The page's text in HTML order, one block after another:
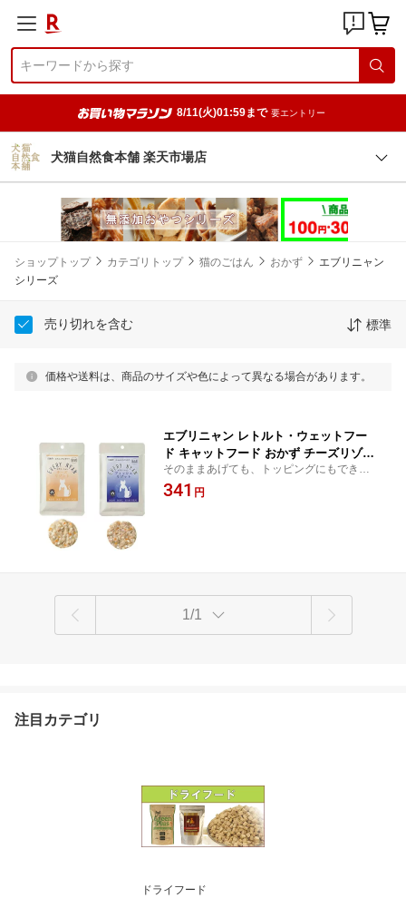
8/11(火)01:59まで 要エントリー
犬猫自然食本舗 楽天市場店
ショップトップ カテゴリトップ 猫のごはん おかず
エブリニャン
シリーズ
売り切れを含む 標準
価格や送料は、商品のサイズや色によって異なる場合があります。
エブリニャン レトルト・ウェットフー
ド キャットフード おかず チーズリゾッ
ト/フィッシュリゾット/全ステージ対応
(50g入) アニマルワン 国産 無添加 自然
そのままあげても、トッピングにもできる
ごちそう
341 円
1/1
注目カテゴリ
ドライフード